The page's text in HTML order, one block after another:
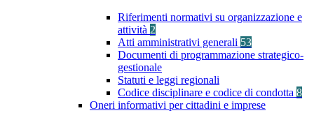
Riferimenti normativi su organizzazione e
attività 2
Atti amministrativi generali 53
Documenti di programmazione strategico-
gestionale
Statuti e leggi regionali
Codice disciplinare e codice di condotta 8
Oneri informativi per cittadini e imprese